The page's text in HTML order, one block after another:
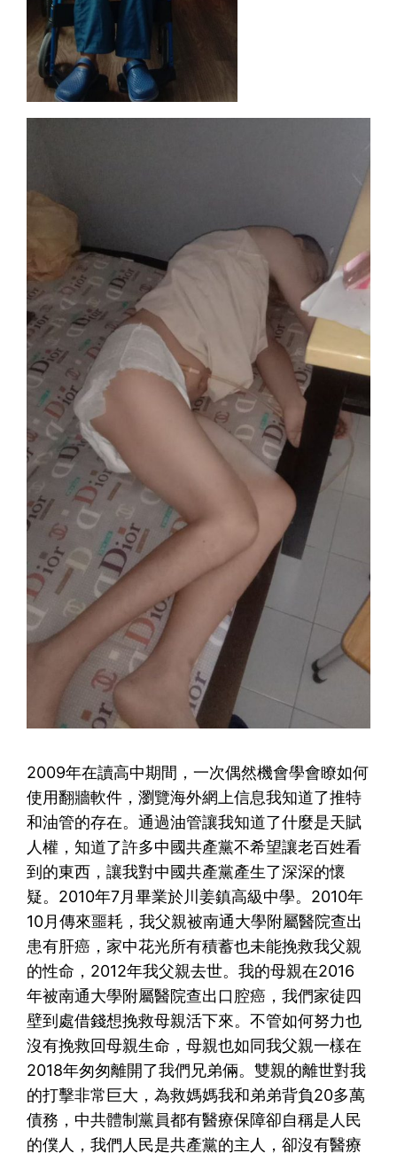
2009年在讀高中期間，一次偶然機會學會瞭如何
使用翻牆軟件，瀏覽海外網上信息我知道了推特
和油管的存在。通過油管讓我知道了什麼是天賦
人權，知道了許多中國共產黨不希望讓老百姓看
到的東西，讓我對中國共產黨產生了深深的懷
疑。2010年7月畢業於川姜鎮高級中學。2010年
10月傳來噩耗，我父親被南通大學附屬醫院查出
患有肝癌，家中花光所有積蓄也未能挽救我父親
的性命，2012年我父親去世。我的母親在2016
年被南通大學附屬醫院查出口腔癌，我們家徒四
壁到處借錢想挽救母親活下來。不管如何努力也
沒有挽救回母親生命，母親也如同我父親一樣在
2018年匆匆離開了我們兄弟倆。雙親的離世對我
的打擊非常巨大，為救媽媽我和弟弟背負20多萬
債務，中共體制黨員都有醫療保障卻自稱是人民
的僕人，我們人民是共產黨的主人，卻沒有醫療